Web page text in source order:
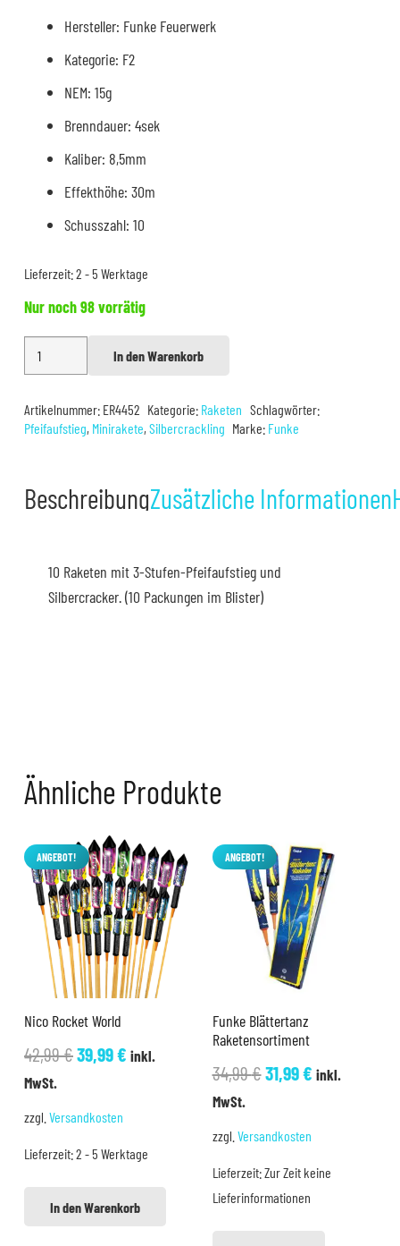
Hersteller: Funke Feuerwerk
Kategorie: F2
NEM: 15g
Brenndauer: 4sek
Kaliber: 8,5mm
Effekthöhe: 30m
Schusszahl: 10
Lieferzeit:2 - 5 Werktage
Nur noch 98 vorrätig
Funke
3-
Mini-
Menge
In den Warenkorb
Alternative:
Artikelnummer: ER4452 Kategorie: Raketen Schlagwörter:
Pfeifaufstieg, Minirakete, Silbercrackling Marke: Funke
BeschreibungZusätzliche Informationen
10 Raketen mit 3-Stufen-Pfeifaufstieg und
Silbercracker. (10 Packungen im Blister)
Ähnliche Produkte
ANGEBOT!
Nico Rocket World
42,99€Ursprünglicher
39,99€Aktueller
inkl.
MwSt.
zzgl. Versandkosten
Lieferzeit:2 - 5 Werktage
In den Warenkorb
ANGEBOT!
Funke Blättertanz
Raketensortiment
34,99€Ursprünglicher
31,99€Aktueller
inkl.
MwSt.
zzgl. Versandkosten
Lieferzeit:Zur Zeit keine
Lieferinformationen